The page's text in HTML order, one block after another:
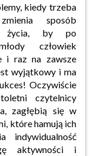
kiedy trzeba
sposób
życia, by po
człowiek
i raz na zawsze
wyjątkowy i ma
Oczywiście
czytelnicy
zagłębią się w
które hamują ich
indywidualność
aktywności i